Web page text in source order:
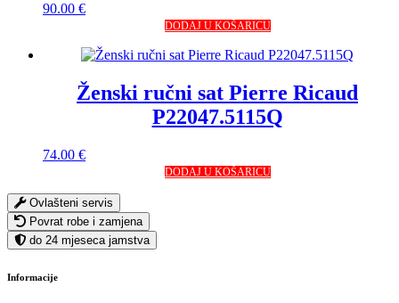
90.00 €
DODAJ U KOŠARICU
Ženski ručni sat Pierre Ricaud
P22047.5115Q
74.00 €
DODAJ U KOŠARICU
Ovlašteni servis
Povrat robe i zamjena
do 24 mjeseca jamstva
Informacije